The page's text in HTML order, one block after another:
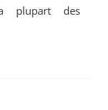
plupart des